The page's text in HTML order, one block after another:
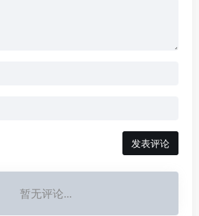
发表评论
暂无评论...